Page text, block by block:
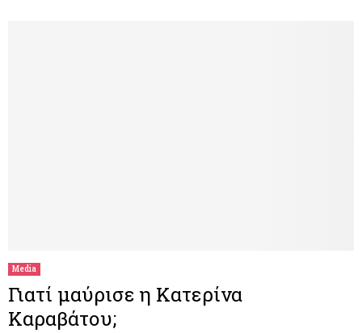
Media
Γιατί μαύρισε η Κατερίνα
Καραβάτου;